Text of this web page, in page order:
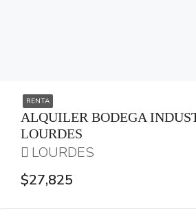
RENTA
ALQUILER BODEGA
LOURDES
LOURDES
$27,825